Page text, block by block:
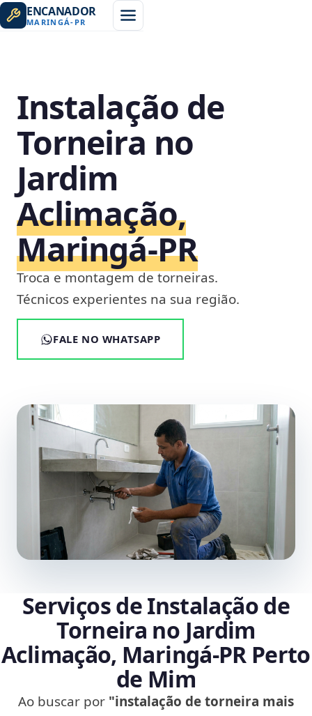
ENCANADOR
MARINGÁ- PR
Instalação de
Torneira no
Jardim
Aclimação,
Maringá‑PR
Troca e montagem de torneiras.
Técnicos experientes na sua região.
FALE NO WHATSAPP
Serviços de Instalação de
Torneira no Jardim
Aclimação, Maringá‑PR Perto
de Mim
Ao buscar por "instalação de torneira mais